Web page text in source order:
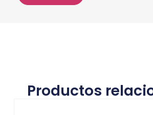
Productos